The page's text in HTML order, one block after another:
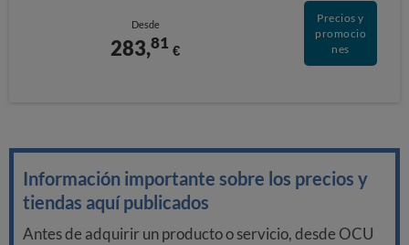
Desde
283,81 €
Precios y
promocio
nes
Información importante sobre los precios y
tiendas aquí publicados
Antes de adquirir un producto o servicio, desde OCU